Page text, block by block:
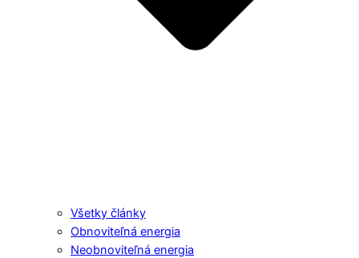
Všetky články
Obnoviteľná energia
Neobnoviteľná energia